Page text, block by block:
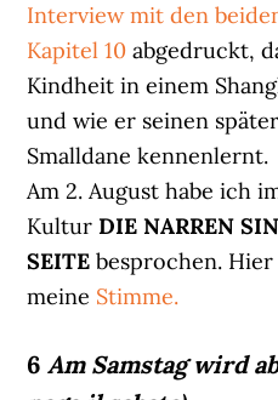
Interview mit den
Kapitel 10abgedruckt,
Kindheit in einem
und wie er seinen
Smalldane kennenlernt.
Am 2. August habe ich
KulturDIE NARREN
SEITEbesprochen.
meine Stimme.
6Am Samstag wird